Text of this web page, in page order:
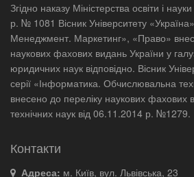
Згідно наказу Міністерства освіти і
р. № 1081 Вісник Університету
Менеджмент. Маркетинг», «Право»
наукових фахових видань України у
юридичних наук відповідно. Вісник
серії «Інформатика. Обчислювальна
внесено до переліку наукових фахових
технічних наук від 06.11.2014 р. №1279.
Контакти
Адреса: м. Київ, вул. Львівська, 23